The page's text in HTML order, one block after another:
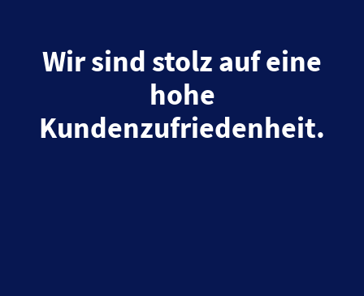
Wir sind stolz auf eine
hohe
Kundenzufriedenheit.